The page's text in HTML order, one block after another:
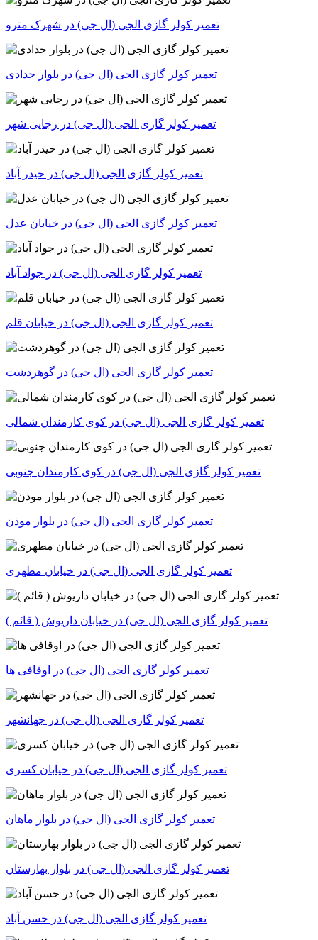
تعمیر کولر گازی الجی (ال جی) در شهرک مترو
تعمیر کولر گازی الجی (ال جی) در بلوار حدادی
تعمیر کولر گازی الجی (ال جی) در رجایی شهر
تعمیر کولر گازی الجی (ال جی) در حیدر آباد
تعمیر کولر گازی الجی (ال جی) در خیابان عدل
تعمیر کولر گازی الجی (ال جی) در جواد آباد
تعمیر کولر گازی الجی (ال جی) در خیابان قلم
تعمیر کولر گازی الجی (ال جی) در گوهردشت
تعمیر کولر گازی الجی (ال جی) در کوی کارمندان شمالی
تعمیر کولر گازی الجی (ال جی) در کوی کارمندان جنوبی
تعمیر کولر گازی الجی (ال جی) در بلوار موذن
تعمیر کولر گازی الجی (ال جی) در خیابان مطهری
تعمیر کولر گازی الجی (ال جی) در خیابان داریوش ( قائم )
تعمیر کولر گازی الجی (ال جی) در اوقافی ها
تعمیر کولر گازی الجی (ال جی) در جهانشهر
تعمیر کولر گازی الجی (ال جی) در خیابان کسری
تعمیر کولر گازی الجی (ال جی) در بلوار ماهان
تعمیر کولر گازی الجی (ال جی) در بلوار بهارستان
تعمیر کولر گازی الجی (ال جی) در حسن آباد